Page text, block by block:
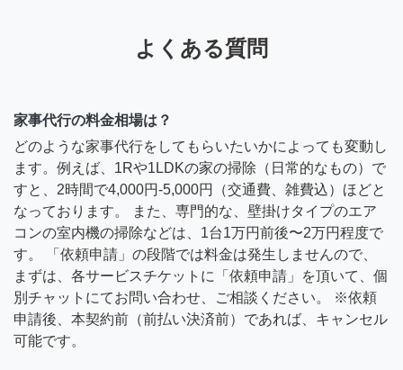
よくある質問
家事代行の料金相場は？
どのような家事代行をしてもらいたいかによっても変動し
ます。例えば、1Rや1LDKの家の掃除（日常的なもの）で
すと、2時間で4,000円-5,000円（交通費、雑費込）ほどと
なっております。 また、専門的な、壁掛けタイプのエア
コンの室内機の掃除などは、1台1万円前後〜2万円程度で
す。 「依頼申請」の段階では料金は発生しませんので、
まずは、各サービスチケットに「依頼申請」を頂いて、個
別チャットにてお問い合わせ、ご相談ください。 ※依頼
申請後、本契約前（前払い決済前）であれば、キャンセル
可能です。